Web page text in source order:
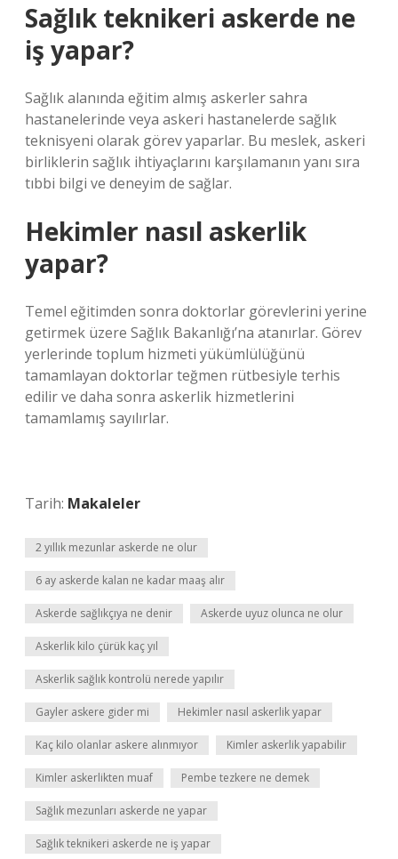
Sağlık teknikeri askerde ne
iş yapar?
Sağlık alanında eğitim almış askerler sahra
hastanelerinde veya askeri hastanelerde sağlık
teknisyeni olarak görev yaparlar. Bu meslek, askeri
birliklerin sağlık ihtiyaçlarını karşılamanın yanı sıra
tıbbi bilgi ve deneyim de sağlar.
Hekimler nasıl askerlik
yapar?
Temel eğitimden sonra doktorlar görevlerini yerine
getirmek üzere Sağlık Bakanlığı’na atanırlar. Görev
yerlerinde toplum hizmeti yükümlülüğünü
tamamlayan doktorlar teğmen rütbesiyle terhis
edilir ve daha sonra askerlik hizmetlerini
tamamlamış sayılırlar.
Tarih: Makaleler
2 yıllık mezunlar askerde ne olur
6 ay askerde kalan ne kadar maaş alır
Askerde sağlıkçıya ne denir Askerde uyuz olunca ne olur
Askerlik kilo çürük kaç yıl
Askerlik sağlık kontrolü nerede yapılır
Gayler askere gider mi Hekimler nasıl askerlik yapar
Kaç kilo olanlar askere alınmıyor Kimler askerlik yapabilir
Kimler askerlikten muaf Pembe tezkere ne demek
Sağlık mezunları askerde ne yapar
Sağlık teknikeri askerde ne iş yapar